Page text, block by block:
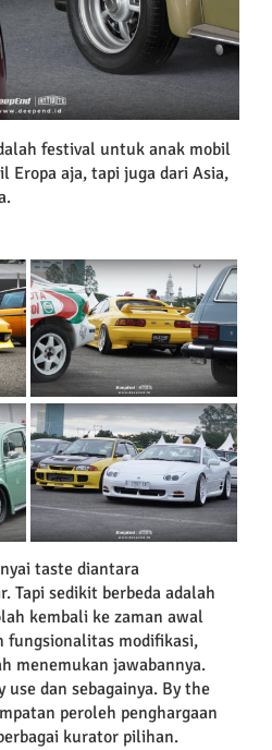
festival untuk anak mobil
Eropa aja, tapi juga dari Asia,
taste diantara
Tapi sedikit berbeda adalah
kembali ke zaman awal
fungsionalitas modifikasi,
menemukan jawabannya.
dan sebagainya. By the
peroleh penghargaan
kurator pilihan.